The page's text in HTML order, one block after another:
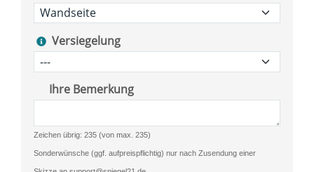
Versiegelung
Ihre Bemerkung
Zeichen übrig: 235 (von max. 235)
Sonderwünsche (ggf. aufpreispflichtig) nur nach Zusendung einer